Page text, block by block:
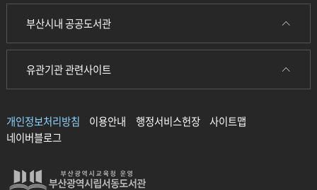
부산시내 공공도서관
유관기관 관련사이트
개인정보처리방침 이용안내 행정서비스헌장
사이트맵
네이버블로그